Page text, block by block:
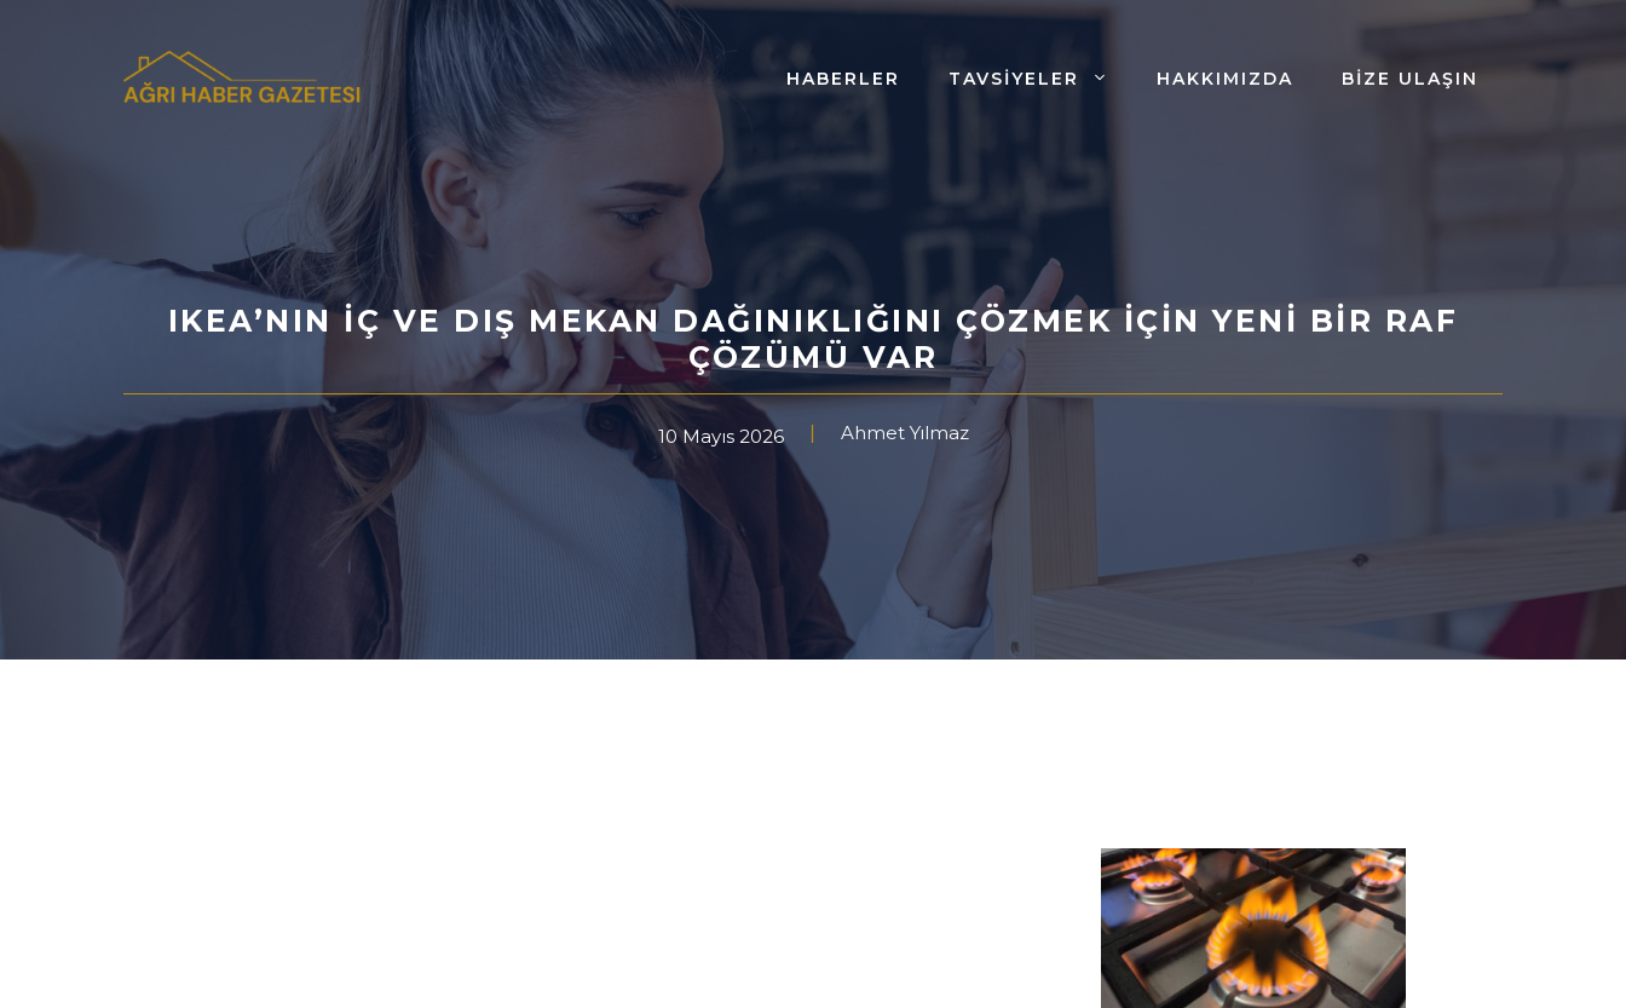
HABERLER TAVSIYELER HAKKIMIZDA BIZE ULAŞIN
IKEA’NIN İÇ VE DIŞ MEKAN DAĞINIKLIĞINI ÇÖZMEK İÇIN YENI BIR RAF
ÇÖZÜMÜ VAR
10 Mayıs 2026 Ahmet Yılmaz